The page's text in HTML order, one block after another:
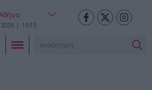
2026 10:15